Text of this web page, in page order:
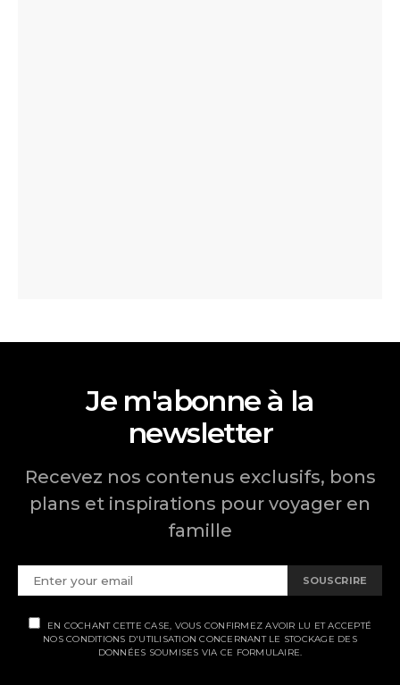
Je m'abonne à la
newsletter
Recevez nos contenus exclusifs, bons
plans et inspirations pour voyager en
famille
SOUSCRIRE
EN COCHANT CETTE CASE, VOUS CONFIRMEZ AVOIR LU ET ACCEPTÉ
NOS CONDITIONS D'UTILISATION CONCERNANT LE STOCKAGE DES
DONNÉES SOUMISES VIA CE FORMULAIRE.